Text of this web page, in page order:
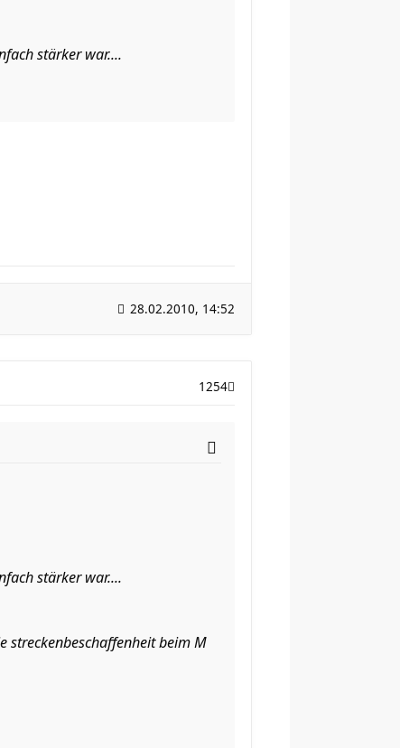
stärker war....
28.02.2010, 14:52
1254
stärker war....
streckenbeschaffenheit beim M